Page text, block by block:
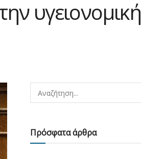
υγειονομική
Πρόσφατα άρθρα